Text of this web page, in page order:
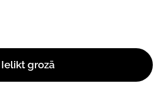
Ielikt grozā